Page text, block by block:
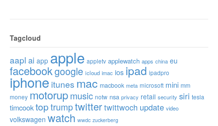
Tagcloud
aapl ai app apple appletv applewatch apps china eu
facebookgoogle icloud imac ios ipad ipadpro
iphone itunes mac macbook meta microsoft mini mm
money motorupmusic notw nsa privacy retail security siri tesla
timcooktop trumptwittertwittwoch update video
volkswagen watch wwdc zuckerberg